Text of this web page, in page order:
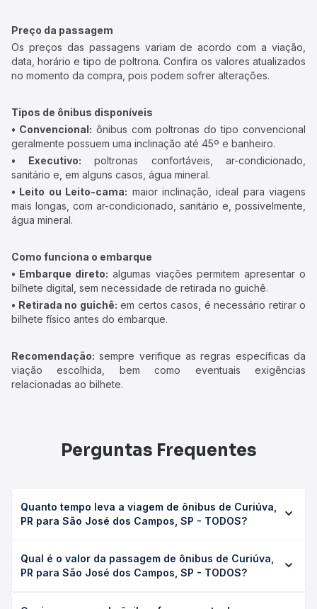
Preço da passagem
Os preços das passagens variam de acordo com a viação,
data, horário e tipo de poltrona. Confira os valores atualizados
no momento da compra, pois podem sofrer alterações.
Tipos de ônibus disponíveis
• Convencional: ônibus com poltronas do tipo convencional
geralmente possuem uma inclinação até 45º e banheiro.
• Executivo: poltronas confortáveis, ar-condicionado,
sanitário e, em alguns casos, água mineral.
• Leito ou Leito-cama: maior inclinação, ideal para viagens
mais longas, com ar-condicionado, sanitário e, possivelmente,
água mineral.
Como funciona o embarque
• Embarque direto: algumas viações permitem apresentar o
bilhete digital, sem necessidade de retirada no guichê.
• Retirada no guichê: em certos casos, é necessário retirar o
bilhete físico antes do embarque.
Recomendação: sempre verifique as regras específicas da
viação escolhida, bem como eventuais exigências
relacionadas ao bilhete.
Perguntas Frequentes
Quanto tempo leva a viagem de ônibus de Curiúva,
PR para São José dos Campos, SP - TODOS?
Campos, SP - TODOS leva em média 11h 45min, podendo
variar conforme a viação, o tipo de serviço (convencional,
Qual é o valor da passagem de ônibus de Curiúva,
PR para São José dos Campos, SP - TODOS?